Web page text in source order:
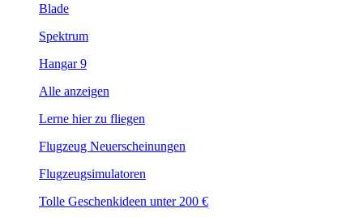
Blade
Spektrum
Hangar 9
Alle anzeigen
Lerne hier zu fliegen
Flugzeug Neuerscheinungen
Flugzeugsimulatoren
Tolle Geschenkideen unter 200 €